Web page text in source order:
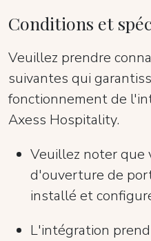
Conditions et
Veuillez prendre
suivantes qui
fonctionnement de
Axess Hospitality.
Veuillez noter que
d'ouverture de
installé et
L'intégration